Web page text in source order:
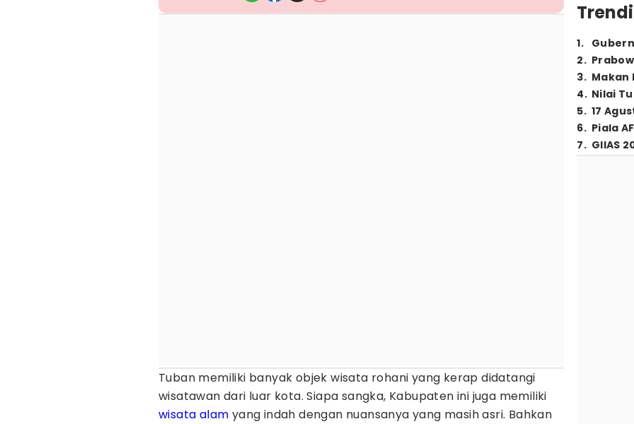
Tuban memiliki banyak objek wisata rohani yang kerap didatangi
wisatawan dari luar kota. Siapa sangka, Kabupaten ini juga memiliki
wisata alam yang indah dengan nuansanya yang masih asri. Bahkan
1.
2.
3. Makan
4. Nilai
5. 17
6. Piala
7. GIIAS